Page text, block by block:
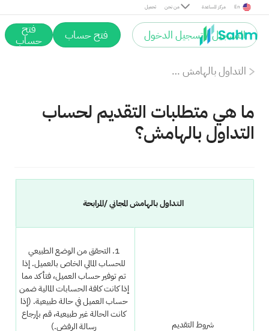
تحميل من نحن مركز المساعدة En
التسجيل / تسجيل الدخول فتح حساب فتح
حساب
التداول بالهامش على منصة سهم
ما هي متطلبات التقديم لحساب
التداول بالهامش؟
التداول بالهامش المجاني /المرابحة
شروط التقديم
1. التحقق من الوضع الطبيعي
للحساب المالي الخاص بالعميل. إذا
تم توفير حساب العميل، فتأكد مما
إذا كانت كافة الحسابات المالية ضمن
حساب العميل في حالة طبيعية. (إذا
كانت الحالة غير طبيعية، قم بإرجاع
رسالة الرفض.)